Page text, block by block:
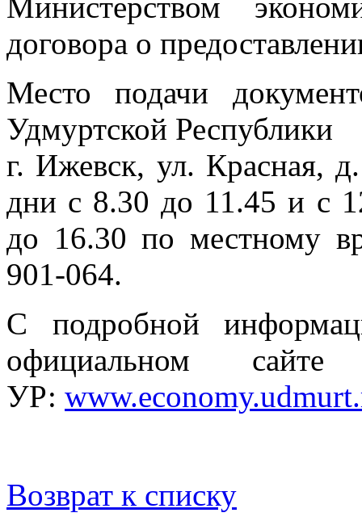
договора о
Место подачи
Удмуртской Республики
г. Ижевск, ул. Красная,
дни с 8.30 до 11.45 и с
до 16.30 по местному
901-064.
С подробной
официальном сайте
УР:
Возврат к списку